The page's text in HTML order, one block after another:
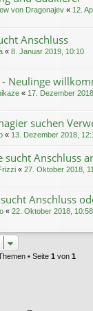
von Dragonajev « 12.
Anschluss
« 8. Januar 2019, 10:10
Neulinge
« 17. Dezember
suchen
« 13. Dezember 2018,
sucht Anschluss
« 27. Oktober 2018,
Anschluss
« 22. Oktober 2018, 10:58
• Seite 1 von 1